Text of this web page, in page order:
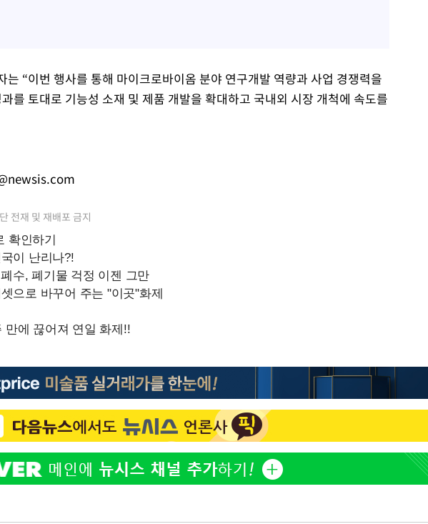
는 “이번 행사를 통해 마이크로바이옴 분야 연구개발 역량과 사업 경쟁력을
를 토대로 기능성 소재 및 제품 개발을 확대하고 국내외 시장 개척에 속도를
전재 및 재배포 금지